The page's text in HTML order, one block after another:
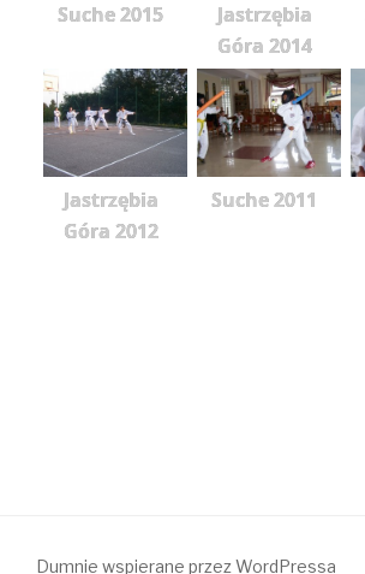
Suche 2015
Jastrzębia
Góra 2014
Jastrzębia
Góra 2012
Suche 2011
Dumnie wspierane przez WordPressa